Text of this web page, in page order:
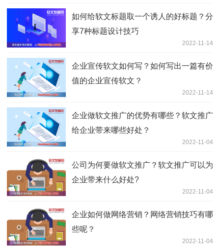
如何给软文标题取一个诱人的好标题？分
享7种标题设计技巧
2022-11-14
企业宣传软文如何写？如何写出一篇有价
值的企业宣传软文？
2022-11-14
企业做软文推广的优势有哪些？软文推广
给企业带来哪些好处？
2022-11-04
公司为何要做软文推广？软文推广可以为
企业带来什么好处?
2022-11-04
企业如何做网络营销？网络营销技巧有哪
些呢？
2022-11-04